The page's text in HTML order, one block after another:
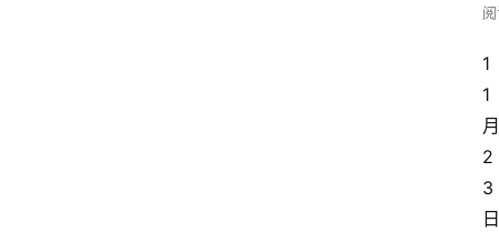
1
1
月
2
3
日